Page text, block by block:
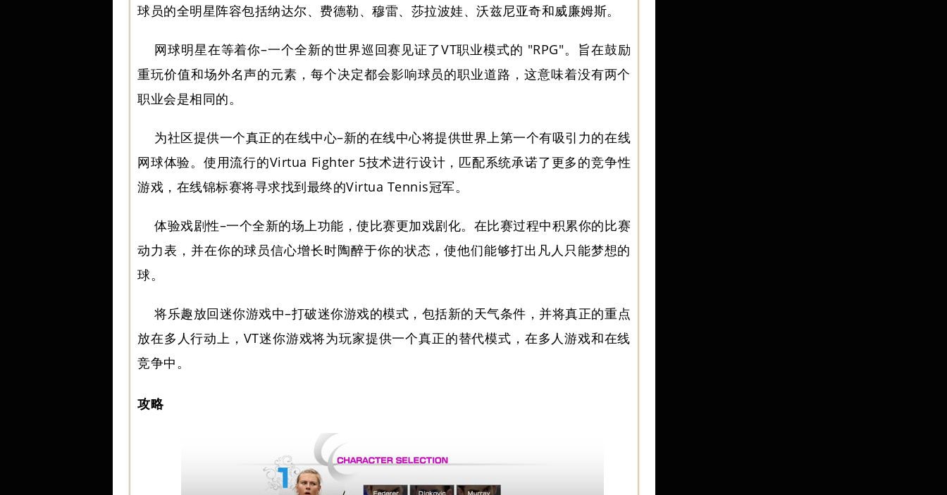
球员的全明星阵容包括纳达尔、费德勒、穆雷、莎拉波娃、沃兹尼亚奇和威廉姆斯。
网球明星在等着你–一个全新的世界巡回赛见证了VT职业模式的 "RPG"。旨在鼓励
重玩价值和场外名声的元素，每个决定都会影响球员的职业道路，这意味着没有两个
职业会是相同的。
为社区提供一个真正的在线中心–新的在线中心将提供世界上第一个有吸引力的在线
网球体验。使用流行的Virtua Fighter 5技术进行设计，匹配系统承诺了更多的竞争性
游戏，在线锦标赛将寻求找到最终的Virtua Tennis冠军。
体验戏剧性–一个全新的场上功能，使比赛更加戏剧化。在比赛过程中积累你的比赛
动力表，并在你的球员信心增长时陶醉于你的状态，使他们能够打出凡人只能梦想的
球。
将乐趣放回迷你游戏中–打破迷你游戏的模式，包括新的天气条件，并将真正的重点
放在多人行动上，VT迷你游戏将为玩家提供一个真正的替代模式，在多人游戏和在线
竞争中。
攻略